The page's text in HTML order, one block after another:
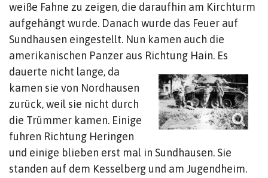
weiße Fahne zu zeigen, die daraufhin am Kirchturm
aufgehängt wurde. Danach wurde das Feuer auf
Sundhausen eingestellt. Nun kamen auch die
amerikanischen Panzer aus Richtung Hain. Es
dauerte nicht lange, da
kamen sie von Nordhausen
zurück, weil sie nicht durch
die Trümmer kamen. Einige
fuhren Richtung Heringen
und einige blieben erst mal in Sundhausen. Sie
standen auf dem Kesselberg und am Jugendheim.